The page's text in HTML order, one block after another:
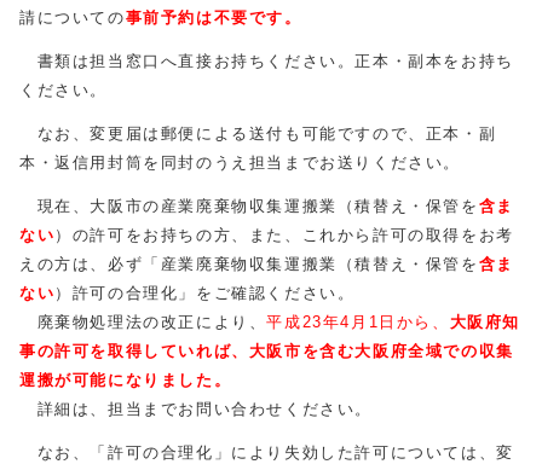
請についての事前予約は不要です。
書類は担当窓口へ直接お持ちください。正本・副本をお持ち
ください。
なお、変更届は郵便による送付も可能ですので、正本・副
本・返信用封筒を同封のうえ担当までお送りください。
現在、大阪市の産業廃棄物収集運搬業（積替え・保管を 含ま
ない ）の許可をお持ちの方、また、これから許可の取得をお考
えの方は、必ず「産業廃棄物収集運搬業（積替え・保管を 含ま
ない ）許可の合理化」をご確認ください。
廃棄物処理法の改正により、平成23年4月1日から、 大阪府知
事の許可を取得していれば、大阪市を含む大阪府全域での収集
運搬が可能になりました。
詳細は、担当までお問い合わせください。
なお、「許可の合理化」により失効した許可については、変